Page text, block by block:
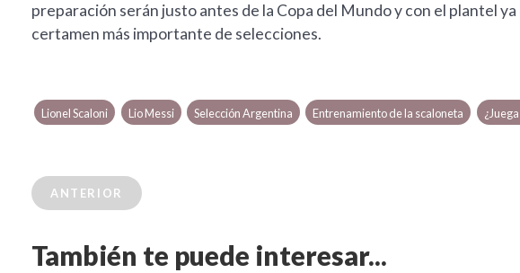
preparación serán justo antes de la Copa del Mundo y con el plantel
certamen más importante de selecciones.
Lionel Scaloni Lio Messi Selección Argentina Entrenamiento de la scaloneta
ANTERIOR
También te puede interesar...